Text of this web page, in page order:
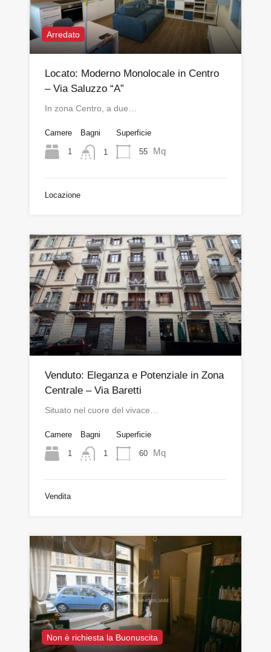
Arredato
Locato: Moderno Monolocale in Centro
– Via Saluzzo “A”
In zona Centro, a due…
Camere
1
Bagni
1
Superficie
55 Mq
Locazione
Venduto: Eleganza e Potenziale in Zona
Centrale – Via Baretti
Situato nel cuore del vivace…
Camere
1
Bagni
1
Superficie
60 Mq
Vendita
Non è richiesta la Buonuscita